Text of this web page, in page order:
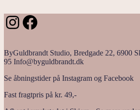
Instagram
Facebook
ByGuldbrandt Studio, Bredgade 22, 6900
95 Info@byguldbrandt.dk
Se åbningstider på Instagram og Facebook
Fast fragtpris på kr. 49,-